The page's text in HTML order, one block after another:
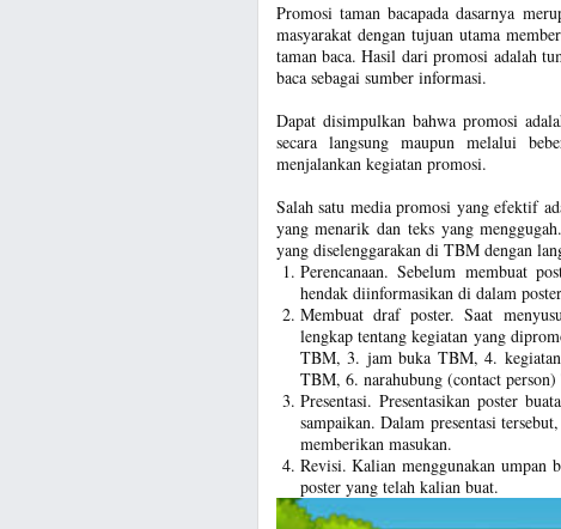
Promosi taman bacapada dasarnya
masyarakat dengan tujuan utama
taman baca. Hasil dari promosi adalah
baca sebagai sumber informasi.
Dapat disimpulkan bahwa promosi
secara langsung maupun melalui
menjalankan kegiatan promosi.
Salah satu media promosi yang efektif
yang menarik dan teks yang
yang diselenggarakan di TBM dengan
Perencanaan. Sebelum membuat
hendak diinformasikan di dalam
Membuat draf poster. Saat
lengkap tentang kegiatan yang
TBM, 3. jam buka TBM, 4.
TBM, 6. narahubung (contact
Presentasi. Presentasikan poster
sampaikan. Dalam presentasi
memberikan masukan.
Revisi. Kalian menggunakan umpan
poster yang telah kalian buat.